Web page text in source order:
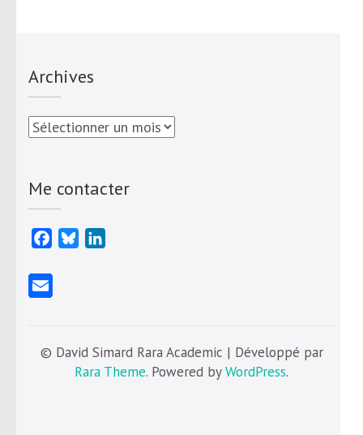
Archives
Archives
Me contacter
Facebook
Bluesky
© David Simard Rara Academic | Développé par
Rara Theme. Powered byWordPress.